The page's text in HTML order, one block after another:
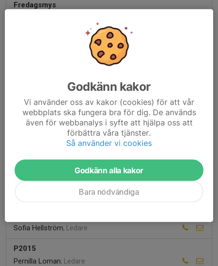
Fredagsmys
, Lagledare/Admin
Mikael Pettersson , Huvudtränare
P2013
, Tränare
, Tränare
Mattias Jakobsson, Tränare
Sofia Hellström, Ledare
P2015
Pernilla Loman, Ledare
Godkänn kakor
Vi använder oss av kakor (cookies) för att vår
webbplats ska fungera bra för dig. De används
även för webbanalys i syfte att hjälpa oss att
förbättra våra tjänster.
Så använder vi cookies
Godkänn alla kakor
Bara nödvändiga